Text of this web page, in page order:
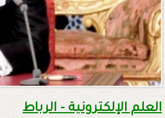
العلم الإلكترونية - الرباط